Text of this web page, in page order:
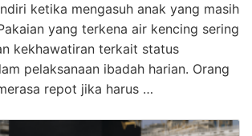
ketika mengasuh anak yang masih
yang terkena air kencing sering
kekhawatiran terkait status
pelaksanaan ibadah harian. Orang
repot jika harus …